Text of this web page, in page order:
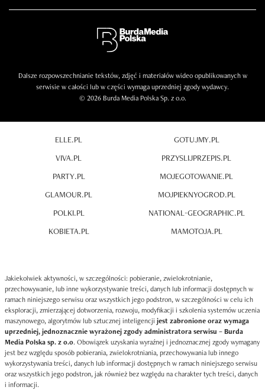
Dalsze rozpowszechnianie tekstów, zdjęć i materiałów wideo opublikowanych w
serwisie w całości lub w części wymaga uprzedniej zgody wydawcy.
© 2026 Burda Media Polska Sp. z o.o.
ELLE.PL
VIVA.PL
PARTY.PL
GLAMOUR.PL
POLKI.PL
KOBIETA.PL
GOTUJMY.PL
PRZYSLIJPRZEPIS.PL
MOJEGOTOWANIE.PL
MOJPIEKNYOGROD.PL
NATIONAL-GEOGRAPHIC.PL
MAMOTOJA.PL
Jakiekolwiek aktywności, w szczególności: pobieranie, zwielokrotnianie,
przechowywanie, lub inne wykorzystywanie treści, danych lub informacji dostępnych w
ramach niniejszego serwisu oraz wszystkich jego podstron, w szczególności w celu ich
eksploracji, zmierzającej dotworzenia, rozwoju, modyfikacji i szkolenia systemów uczenia
maszynowego, algorytmów lub sztucznej inteligencji jest zabronione oraz wymaga
uprzedniej, jednoznacznie wyrażonej zgody administratora serwisu – Burda
Media Polska sp. z o.o. Obowiązek uzyskania wyraźnej i jednoznacznej zgody wymagany
jest bez względu sposób pobierania, zwielokrotniania, przechowywania lub innego
wykorzystywania treści, danych lub informacji dostępnych w ramach niniejszego serwisu
oraz wszystkich jego podstron, jak również bez względu na charakter tych treści, danych
i informacji.